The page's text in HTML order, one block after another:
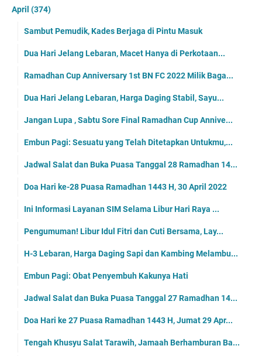
April (374)
Sambut Pemudik, Kades Berjaga di Pintu Masuk
Dua Hari Jelang Lebaran, Macet Hanya di Perkotaan...
Ramadhan Cup Anniversary 1st BN FC 2022 Milik Baga...
Dua Hari Jelang Lebaran, Harga Daging Stabil, Sayu...
Jangan Lupa , Sabtu Sore Final Ramadhan Cup Annive...
Embun Pagi: Sesuatu yang Telah Ditetapkan Untukmu,...
Jadwal Salat dan Buka Puasa Tanggal 28 Ramadhan 14...
Doa Hari ke-28 Puasa Ramadhan 1443 H, 30 April 2022
Ini Informasi Layanan SIM Selama Libur Hari Raya ...
Pengumuman! Libur Idul Fitri dan Cuti Bersama, Lay...
H-3 Lebaran, Harga Daging Sapi dan Kambing Melambu...
Embun Pagi: Obat Penyembuh Kakunya Hati
Jadwal Salat dan Buka Puasa Tanggal 27 Ramadhan 14...
Doa Hari ke 27 Puasa Ramadhan 1443 H, Jumat 29 Apr...
Tengah Khusyu Salat Tarawih, Jamaah Berhamburan Ba...